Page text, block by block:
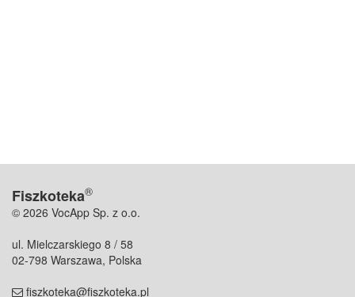
Fiszkoteka®
© 2026 VocApp Sp. z o.o.
ul. Mielczarskiego 8 / 58
02-798 Warszawa, Polska
fiszkoteka@fiszkoteka.pl